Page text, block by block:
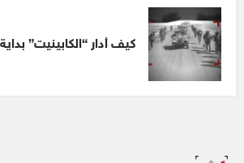
كيف أدار “الكابينيت” بداية